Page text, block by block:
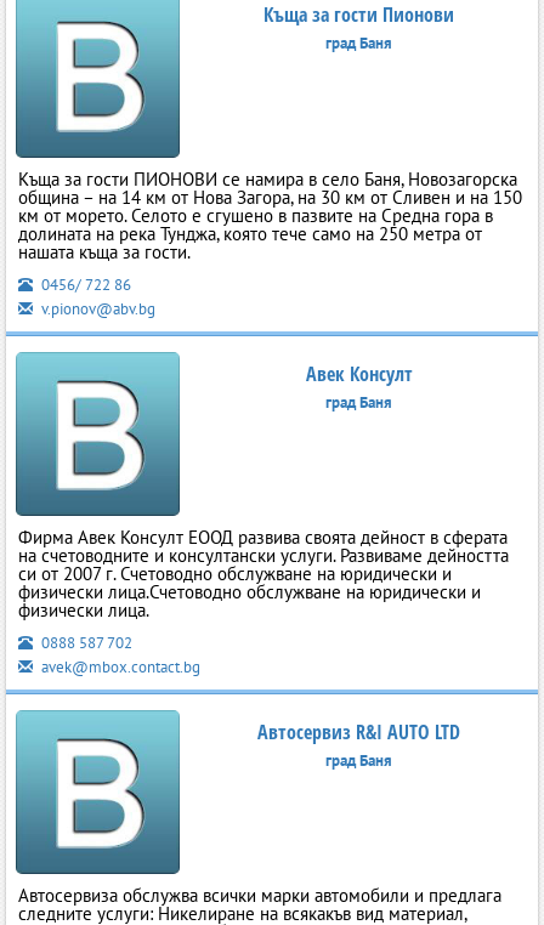
Къща за гости Пионови
град Баня
Къща за гости ПИОНОВИ се намира в село Баня, Новозагорска
община – на 14 км от Нова Загора, на 30 км от Сливен и на 150
км от морето. Селото е сгушено в пазвите на Средна гора в
долината на река Тунджа, която тече само на 250 метра от
нашата къща за гости.
0456/ 722 86
v.pionov@abv.bg
Авек Консулт
град Баня
Фирма Авек Консулт ЕООД развива своята дейност в сферата
на счетоводните и консултански услуги. Развиваме дейността
си от 2007 г. Счетоводно обслужване на юридически и
физически лицa.Счетоводно обслужване на юридически и
физически лицa.
0888 587 702
avek@mbox.contact.bg
Автосервиз R&I AUTO LTD
град Баня
Автосервиза обслужва всички марки автомобили и предлага
следните услуги: Никелиране на всякакъв вид материал,